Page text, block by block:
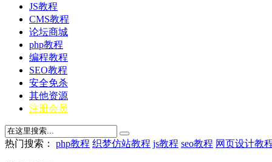
JS教程
CMS教程
论坛商城
php教程
编程教程
SEO教程
安全免杀
其他资源
注册会员
热门搜索： php教程 织梦仿站教程 js教程 seo教程 网页设计教